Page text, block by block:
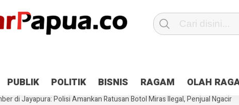
PUBLIK POLITIK BISNIS RAGAM OLAH
1 Desember, TNI Polri Patroli 2×24 jam di Kota Jayapura
Pesan Sejuk
SMPN 5 Sentani Terbakar
Hibah Pilkada Jayapura Cair
di Jayapura: Polisi Amankan Ratusan Botol Miras Ilegal, Penjual Ngacir